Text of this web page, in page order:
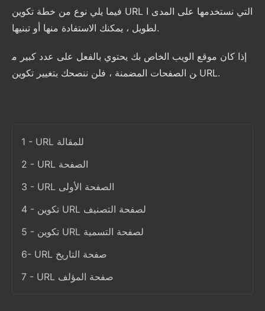
فيما يلي نوع من خطة تكوين URL التي نستخدمها على المدى ا
لطويل ، يمكنك الاستفادة منها أو تبنيها.
إذا كان موقع الويب الخاص بك يحتوي بالفعل على عدد كبير م
ن الصفحات المضمنة ، فلن ننصحك بتغيير تكوين URL.
1 - URL للمقالة
2 - URL الصفحة
3 - URL الصفحة الأولى
4 - تكوين URL لصفحة التصنيف
5 - تكوين URL لصفحة التسمية
6- URL صفحة التاريخ
7 - URL صفحة المؤلف